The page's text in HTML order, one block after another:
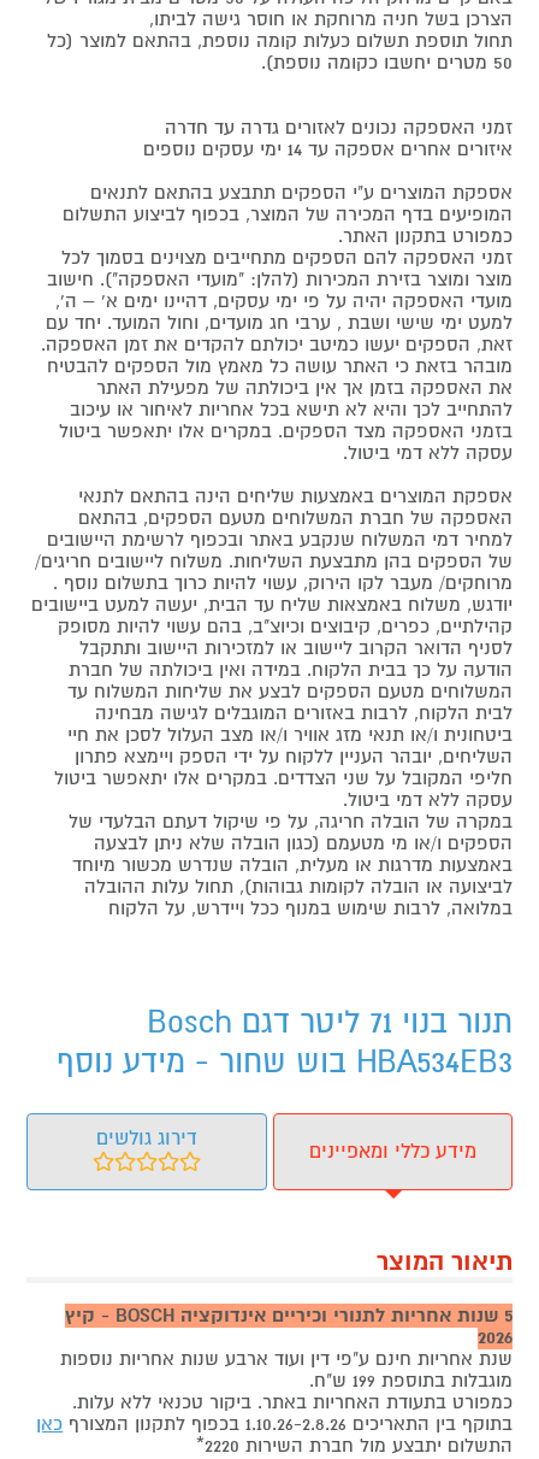
הצרכן בשל חניה מרוחקת או חוסר גישה לביתו,
תחול תוספת תשלום כעלות קומה נוספת, בהתאם למוצר (כל
50 מטרים יחשבו כקומה נוספת).
זמני האספקה נכונים לאזורים גדרה עד חדרה
איזורים אחרים אספקה עד 14 ימי עסקים נוספים
אספקת המוצרים ע"י הספקים תתבצע בהתאם לתנאים
המופיעים בדף המכירה של המוצר, בכפוף לביצוע התשלום
כמפורט בתקנון האתר.
זמני האספקה להם הספקים מתחייבים מצוינים בסמוך לכל
מוצר ומוצר בזירת המכירות (להלן: "מועדי האספקה"). חישוב
מועדי האספקה יהיה על פי ימי עסקים, דהיינו ימים א' – ה',
למעט ימי שישי ושבת , ערבי חג מועדים, וחול המועד. יחד עם
זאת, הספקים יעשו כמיטב יכולתם להקדים את זמן האספקה.
מובהר בזאת כי האתר עושה כל מאמץ מול הספקים להבטיח
את האספקה בזמן אך אין ביכולתה של מפעילת האתר
להתחייב לכך והיא לא תישא בכל אחריות לאיחור או עיכוב
בזמני האספקה מצד הספקים. במקרים אלו יתאפשר ביטול
עסקה ללא דמי ביטול.
אספקת המוצרים באמצעות שליחים הינה בהתאם לתנאי
האספקה של חברת המשלוחים מטעם הספקים, בהתאם
למחיר דמי המשלוח שנקבע באתר ובכפוף לרשימת היישובים
של הספקים בהן מתבצעת השליחות. משלוח ליישובים חריגים/
מרוחקים/ מעבר לקו הירוק, עשוי להיות כרוך בתשלום נוסף .
יודגש, משלוח באמצאות שליח עד הבית, יעשה למעט ביישובים
קהילתיים, כפרים, קיבוצים וכיוצ"ב, בהם עשוי להיות מסופק
לסניף הדואר הקרוב ליישוב או למזכירות היישוב ותתקבל
הודעה על כך בבית הלקוח. במידה ואין ביכולתה של חברת
המשלוחים מטעם הספקים לבצע את שליחות המשלוח עד
לבית הלקוח, לרבות באזורים המוגבלים לגישה מבחינה
ביטחונית ו/או תנאי מזג אוויר ו/או מצב העלול לסכן את חיי
השליחים, יובהר העניין ללקוח על ידי הספק ויימצא פתרון
חליפי המקובל על שני הצדדים. במקרים אלו יתאפשר ביטול
עסקה ללא דמי ביטול.
במקרה של הובלה חריגה, על פי שיקול דעתם הבלעדי של
הספקים ו/או מי מטעמם (כגון הובלה שלא ניתן לבצעה
באמצעות מדרגות או מעלית, הובלה שנדרש מכשור מיוחד
לביצועה או הובלה לקומות גבוהות), תחול עלות ההובלה
במלואה, לרבות שימוש במנוף ככל ויידרש, על הלקוח
תנור בנוי 71 ליטר דגם Bosch
HBA534EB3 בוש שחור - מידע נוסף
מידע כללי ומאפיינים
דירוג גולשים
תיאור המוצר
5 שנות אחריות לתנורי וכיריים אינדוקציה BOSCH - קיץ
2026
שנת אחריות חינם ע"פי דין ועוד ארבע שנות אחריות נוספות
מוגבלות בתוספת 199 ש"ח.
כמפורט בתעודת האחריות באתר. ביקור טכנאי ללא עלות.
בתוקף בין התאריכים 1.10.26-2.8.26 בכפוף לתקנון המצורף
כאן
התשלום יתבצע מול חברת השירות 2220*